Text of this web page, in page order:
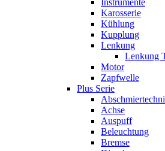
Instrumente
Karosserie
Kühlung
Kupplung
Lenkung
Lenkung
Motor
Zapfwelle
Plus Serie
Achse
Auspuff
Beleuchtung
Bremse